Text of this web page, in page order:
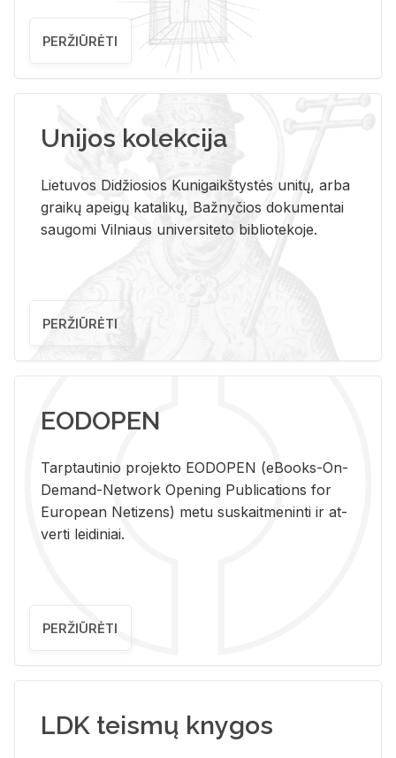
PERŽIŪRĖTI
Unijos kolekcija
Lietuvos Didžiosios Kunigaikštystės unitų, arba
graikų apeigų katalikų, Bažnyčios dokumentai
saugomi Vilniaus universiteto bibliotekoje.
PERŽIŪRĖTI
EODOPEN
Tarp­tau­ti­nio pro­jek­to EO­DO­PEN (eBo­oks-On-
De­mand-Ne­twork Ope­ning Pub­li­ca­tions for
Eu­ro­pe­an Ne­ti­zens) metu su­skait­me­nin­ti ir at­
ver­ti lei­di­niai.
PERŽIŪRĖTI
LDK teismų knygos